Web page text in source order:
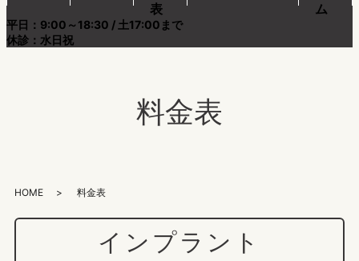
表
ム
平日：9:00～18:30 / 土17:00まで
休診：水日祝
料金表
HOME 料金表
インプラント